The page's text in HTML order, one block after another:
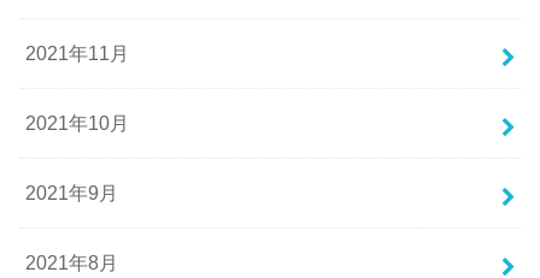
2021年11月
2021年10月
2021年9月
2021年8月